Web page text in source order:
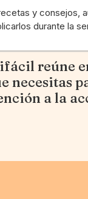
y consejos,
durante la
reúne
necesitas
a la